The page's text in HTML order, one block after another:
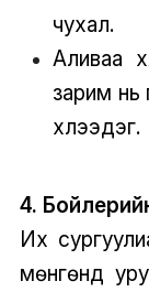
чухал.
Аливаа
зарим нь
хүлээдэг.
4.
Их
мөнгөнд